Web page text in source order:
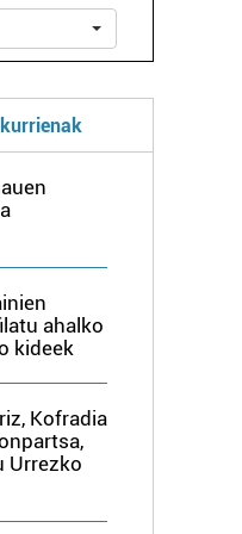
eta hirugarrenen cookie-
gero, teknologia hori
ahalko
kideek
Kofradia
Urrezko